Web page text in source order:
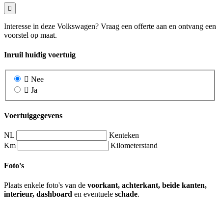
Interesse in deze Volkswagen? Vraag een offerte aan en ontvang een
voorstel op maat.
Inruil huidig voertuig
Nee
Ja
Voertuiggegevens
NL
Kenteken
Km
Kilometerstand
Foto's
Plaats enkele foto's van de voorkant, achterkant, beide kanten,
interieur, dashboard en eventuele schade.